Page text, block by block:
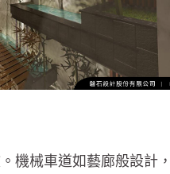
機械車道如藝廊般設計